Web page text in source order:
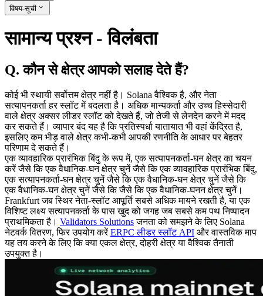
विषय-सूची
सामान्य प्रश्न - विलंबता
Q. कौन से क्षेत्र आपको सलाह देते हैं?
कोई भी स्थायी सर्वोत्तम क्षेत्र नहीं है। Solana वैश्विक है, और नेता
सत्यापनकर्ता हर स्लॉट में बदलता है। अधिक मान्यकर्ता और उच्च हिस्सेदारी
वाले क्षेत्र अक्सर लीडर स्लॉट को देखते हैं, जो तेजी से लेनदेन करने में मदद
कर सकते हैं। व्यापार बंद यह है कि प्रतिस्पर्धा यातायात भी वहां केंद्रित है,
इसलिए कम भीड़ वाले क्षेत्र कभी-कभी आपकी रणनीति के आधार पर बेहतर
परिणाम दे सकते हैं।
एक व्यावहारिक प्रारंभिक बिंदु के रूप में, एक सत्यापनकर्ता-घन क्षेत्र का चयन
करें जैसे कि एक वैधानिक-घन क्षेत्र चुनें जैसे कि एक व्यावहारिक प्रारंभिक बिंदु,
एक सत्यापनकर्ता-घन क्षेत्र चुनें जैसे कि एक वैधानिक-घन क्षेत्र चुनें जैसे कि
एक वैधानिक-घन क्षेत्र चुनें जैसे कि जैसे कि एक वैधानिक-घनन क्षेत्र चुनें।
Frankfurt जब स्थिर नेता-स्लॉट आपूर्ति सबसे अधिक मायने रखती है, या एक
विशिष्ट लक्ष्य सत्यापनकर्ता के पास खुद को जगह जब सबसे कम पथ निष्पादन
प्राथमिकता है। Validators Solutionsजनता को समझने के लिए Solana
नेटवर्क वितरण, फिर उपयोग करेंERPC लीडर स्लॉट API और वास्तविक माप
यह तय करने के लिए कि क्या एकल क्षेत्र, दोहरी क्षेत्र या वैश्विक तैनाती
उपयुक्त है।